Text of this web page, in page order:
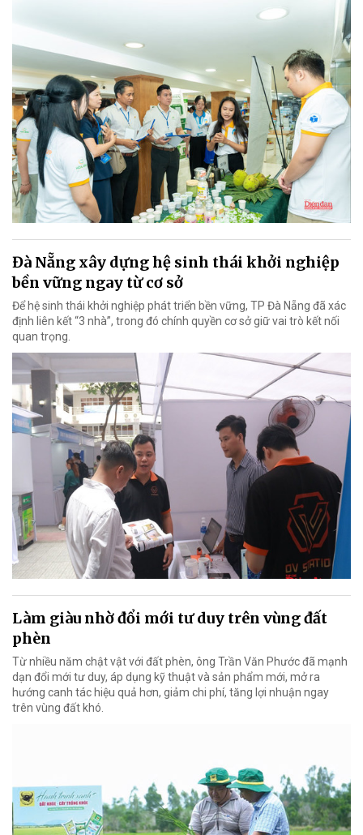
Đà Nẵng xây dựng hệ sinh thái khởi nghiệp
bền vững ngay từ cơ sở
Để hệ sinh thái khởi nghiệp phát triển bền vững, TP Đà Nẵng đã xác
định liên kết “3 nhà”, trong đó chính quyền cơ sở giữ vai trò kết nối
quan trọng.
Làm giàu nhờ đổi mới tư duy trên vùng đất
phèn
Từ nhiều năm chật vật với đất phèn, ông Trần Văn Phước đã mạnh
dạn đổi mới tư duy, áp dụng kỹ thuật và sản phẩm mới, mở ra
hướng canh tác hiệu quả hơn, giảm chi phí, tăng lợi nhuận ngay
trên vùng đất khó.